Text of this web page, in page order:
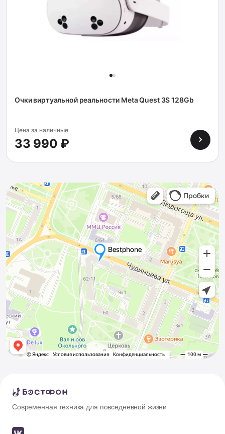
Очки виртуальной реальности Meta Quest 3S 128Gb
Цена за наличные
33 990 ₽
Современная техника для повседневной жизни